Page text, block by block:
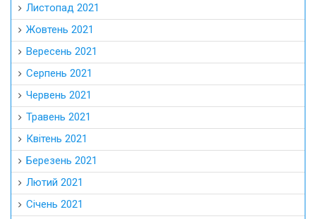
Листопад 2021
Жовтень 2021
Вересень 2021
Серпень 2021
Червень 2021
Травень 2021
Квітень 2021
Березень 2021
Лютий 2021
Січень 2021